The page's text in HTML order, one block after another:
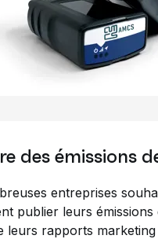
des émissions
entreprises
publier leurs émissions
leurs rapports